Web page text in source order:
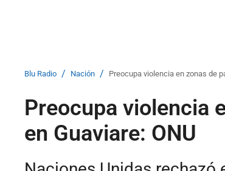
Blu Radio / Nación / Preocupa violencia en zonas de
Preocupa violencia
en Guaviare: ONU